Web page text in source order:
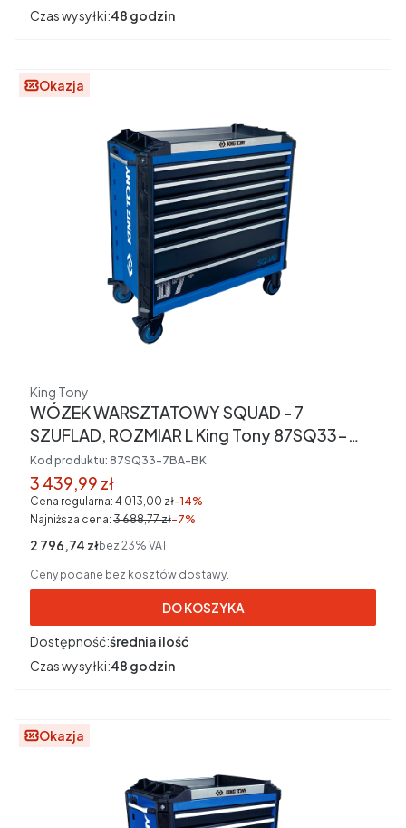
Czas wysyłki:48 godzin
Okazja
Producent
King Tony
WÓZEK WARSZTATOWY SQUAD - 7
SZUFLAD, ROZMIAR L King Tony 87SQ33-
7BA-BK
Kod produktu: 87SQ33-7BA-BK
Cena promocyjna brutto
3 439,99 zł
Cena regularna: 4 013,00 zł-14%
Najniższa cena: 3 688,77 zł-7%
Cena netto
2 796,74 złbez 23% VAT
Ceny podane bez kosztów dostawy.
DO KOSZYKA
Dostępność:średnia ilość
Czas wysyłki:48 godzin
Okazja